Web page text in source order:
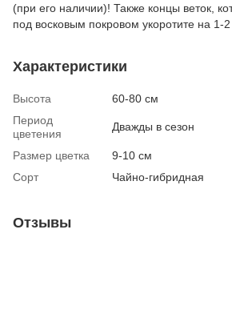
(при его наличии)! Также концы веток,
под восковым покровом укоротите на 1-2
Характеристики
Высота
60-80 см
Период
цветения
Дважды в сезон
Размер цветка
9-10 см
Сорт
Чайно-гибридная
Отзывы